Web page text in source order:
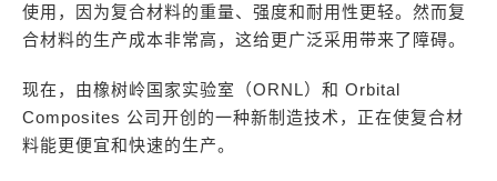
使用，因为复合材料的重量、强度和耐用性更轻。然而复
合材料的生产成本非常高，这给更广泛采用带来了障碍。
现在，由橡树岭国家实验室（ORNL）和 Orbital
Composites 公司开创的一种新制造技术，正在使复合材
料能更便宜和快速的生产。